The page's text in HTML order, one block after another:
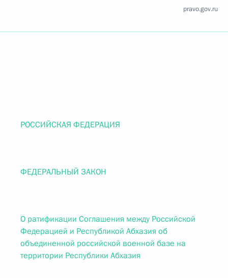
pravo.gov.ru
РОССИЙСКАЯ ФЕДЕРАЦИЯ
ФЕДЕРАЛЬНЫЙ ЗАКОН
О ратификации Соглашения между Российской
Федерацией и Республикой Абхазия об
объединенной российской военной базе на
территории Республики Абхазия